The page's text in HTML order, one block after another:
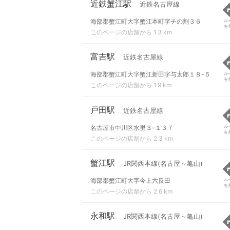
近鉄蟹江駅 近鉄名古屋線
海部郡蟹江町大字蟹江本町字チの割３６
このページの店舗から 1.3 km
ル
を
富吉駅 近鉄名古屋線
海部郡蟹江町大字蟹江新田字与太郎１８-５
このページの店舗から 1.9 km
ル
を
戸田駅 近鉄名古屋線
名古屋市中川区水里３-１３７
このページの店舗から 2.3 km
ル
を
蟹江駅 JR関西本線(名古屋～亀山)
海部郡蟹江町大字今上六反田
このページの店舗から 2.6 km
ル
を
永和駅 JR関西本線(名古屋～亀山)